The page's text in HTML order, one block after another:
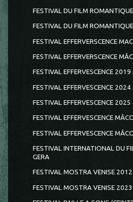
FESTIVAL DU FILM
FESTIVAL DU FILM
FESTIVAL EFFERVERSCENCE
FESTIVAL EFFERVERSCENCE
FESTIVAL EFFERVESCENCE
FESTIVAL EFFERVESCENCE
FESTIVAL EFFERVESCENCE
FESTIVAL EFFERVESCENCE
FESTIVAL EFFERVESCENCE
FESTIVAL INTERNATIONAL DU
GERA
FESTIVAL MOSTRA VENISE 2012
FESTIVAL MOSTRA VENISE 2023